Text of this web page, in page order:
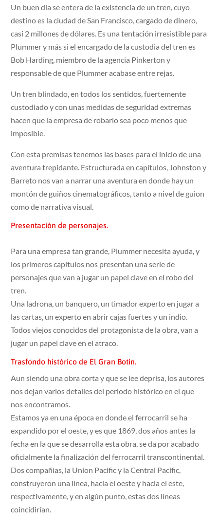
Un buen día se entera de la existencia de un tren, cuyo
destino es la ciudad de San Francisco, cargado de dinero,
casi 2 millones de dólares. Es una tentación irresistible para
Plummer y más si el encargado de la custodia del tren es
Bob Harding, miembro de la agencia Pinkerton y
responsable de que Plummer acabase entre rejas.
Un tren blindado, en todos los sentidos, fuertemente
custodiado y con unas medidas de seguridad extremas
hacen que la empresa de robarlo sea poco menos que
imposible.
Con esta premisas tenemos las bases para el inicio de una
aventura trepidante. Estructurada en capítulos, Johnston y
Barreto nos van a narrar una aventura en donde hay un
montón de guiños cinematográficos, tanto a nivel de guion
como de narrativa visual.
Presentación de personajes.
Para una empresa tan grande, Plummer necesita ayuda, y
los primeros capítulos nos presentan una serie de
personajes que van a jugar un papel clave en el robo del
tren.
Una ladrona, un banquero, un timador experto en jugar a
las cartas, un experto en abrir cajas fuertes y un indio.
Todos viejos conocidos del protagonista de la obra, van a
jugar un papel clave en el atraco.
Trasfondo histórico de El Gran Botín.
Aun siendo una obra corta y que se lee deprisa, los autores
nos dejan varios detalles del periodo histórico en el que
nos encontramos.
Estamos ya en una época en donde el ferrocarril se ha
expandido por el oeste, y es que 1869, dos años antes la
fecha en la que se desarrolla esta obra, se da por acabado
oficialmente la finalización del ferrocarril transcontinental.
Dos compañías, la Union Pacific y la Central Pacific,
construyeron una línea, hacia el oeste y hacia el este,
respectivamente, y en algún punto, estas dos líneas
coincidirían.